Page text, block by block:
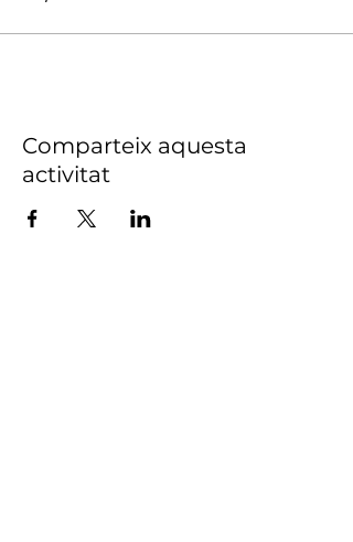
Comparteix aquesta
activitat